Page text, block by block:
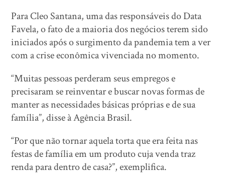
Para Cleo Santana, uma das responsáveis do Data
Favela, o fato de a maioria dos negócios terem sido
iniciados após o surgimento da pandemia tem a ver
com a crise econômica vivenciada no momento.
“Muitas pessoas perderam seus empregos e
precisaram se reinventar e buscar novas formas de
manter as necessidades básicas próprias e de sua
família”, disse à Agência Brasil.
“Por que não tornar aquela torta que era feita nas
festas de família em um produto cuja venda traz
renda para dentro de casa?”, exemplifica.